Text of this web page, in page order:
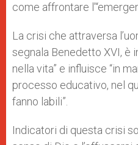
come affrontare
La crisi che attraversa
segnala Benedetto XVI, è
nella vita” e influisce “in
processo educativo, nel
fanno labili”.
Indicatori di questa crisi